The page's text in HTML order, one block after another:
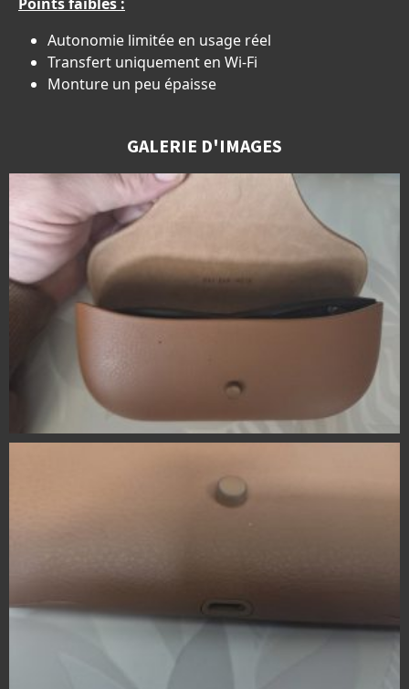
Autonomie limitée en usage réel
Transfert uniquement en Wi-Fi
Monture un peu épaisse
GALERIE D'IMAGES